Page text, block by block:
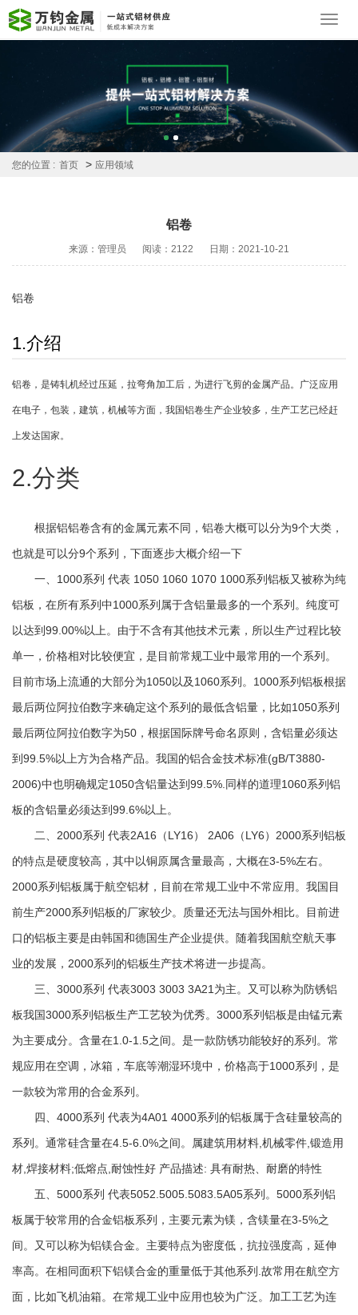
您的位置 : 首页 > 应用领域
铝卷
来源：管理员 阅读：2122 日期：2021-10-21
铝卷
1.介绍
铝卷，是铸轧机经过压延，拉弯角加工后，为进行飞剪的金属产品。广泛应用
在电子，包装，建筑，机械等方面，我国铝卷生产企业较多，生产工艺已经赶
上发达国家。
2.分类
根据铝铝卷含有的金属元素不同，铝卷大概可以分为9个大类，
也就是可以分9个系列，下面逐步大概介绍一下
一、1000系列 代表 1050 1060 1070 1000系列铝板又被称为纯
铝板，在所有系列中1000系列属于含铝量最多的一个系列。纯度可
以达到99.00%以上。由于不含有其他技术元素，所以生产过程比较
单一，价格相对比较便宜，是目前常规工业中最常用的一个系列。
目前市场上流通的大部分为1050以及1060系列。1000系列铝板根据
最后两位阿拉伯数字来确定这个系列的最低含铝量，比如1050系列
最后两位阿拉伯数字为50，根据国际牌号命名原则，含铝量必须达
到99.5%以上方为合格产品。我国的铝合金技术标准(gB/T3880-
2006)中也明确规定1050含铝量达到99.5%.同样的道理1060系列铝
板的含铝量必须达到99.6%以上。
二、2000系列 代表2A16（LY16） 2A06（LY6）2000系列铝板
的特点是硬度较高，其中以铜原属含量最高，大概在3-5%左右。
2000系列铝板属于航空铝材，目前在常规工业中不常应用。我国目
前生产2000系列铝板的厂家较少。质量还无法与国外相比。目前进
口的铝板主要是由韩国和德国生产企业提供。随着我国航空航天事
业的发展，2000系列的铝板生产技术将进一步提高。
三、3000系列 代表3003 3003 3A21为主。又可以称为防锈铝
板我国3000系列铝板生产工艺较为优秀。3000系列铝板是由锰元素
为主要成分。含量在1.0-1.5之间。是一款防锈功能较好的系列。常
规应用在空调，冰箱，车底等潮湿环境中，价格高于1000系列，是
一款较为常用的合金系列。
四、4000系列 代表为4A01 4000系列的铝板属于含硅量较高的
系列。通常硅含量在4.5-6.0%之间。属建筑用材料,机械零件,锻造用
材,焊接材料;低熔点,耐蚀性好 产品描述: 具有耐热、耐磨的特性
五、5000系列 代表5052.5005.5083.5A05系列。5000系列铝
板属于较常用的合金铝板系列，主要元素为镁，含镁量在3-5%之
间。又可以称为铝镁合金。主要特点为密度低，抗拉强度高，延伸
率高。在相同面积下铝镁合金的重量低于其他系列.故常用在航空方
面，比如飞机油箱。在常规工业中应用也较为广泛。加工工艺为连